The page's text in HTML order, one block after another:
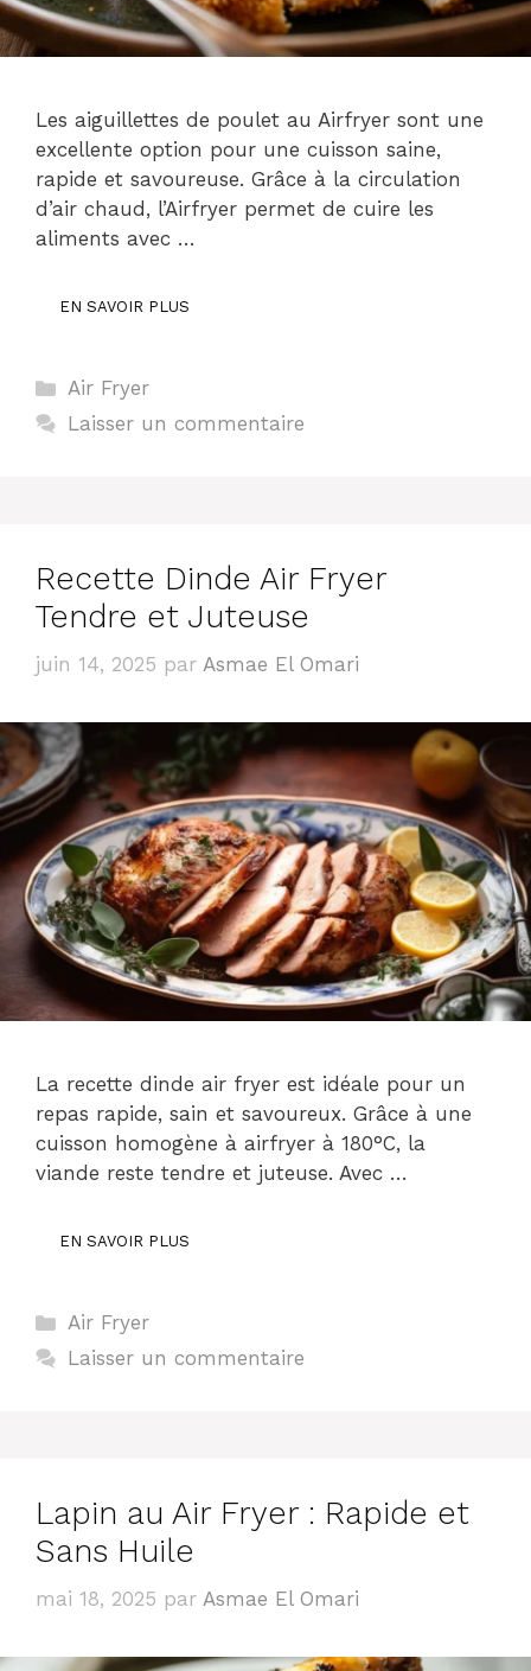
Les aiguillettes de poulet au Airfryer sont une
excellente option pour une cuisson saine,
rapide et savoureuse. Grâce à la circulation
d’air chaud, l’Airfryer permet de cuire les
aliments avec …
EN SAVOIR PLUS
Catégories
Air Fryer
Laisser un commentaire
Recette Dinde Air Fryer
Tendre et Juteuse
juin 14, 2025 par Asmae El Omari
La recette dinde air fryer est idéale pour un
repas rapide, sain et savoureux. Grâce à une
cuisson homogène à airfryer à 180°C, la
viande reste tendre et juteuse. Avec …
EN SAVOIR PLUS
Catégories
Air Fryer
Laisser un commentaire
Lapin au Air Fryer : Rapide et
Sans Huile
mai 18, 2025 par Asmae El Omari